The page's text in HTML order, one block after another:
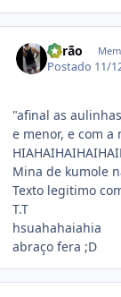
Barão
Postado 11/
"afinal as
e menor, e com a
Mina de kumole
Texto legitimo
T.T
hsuahahaiahia
abraço fera ;D